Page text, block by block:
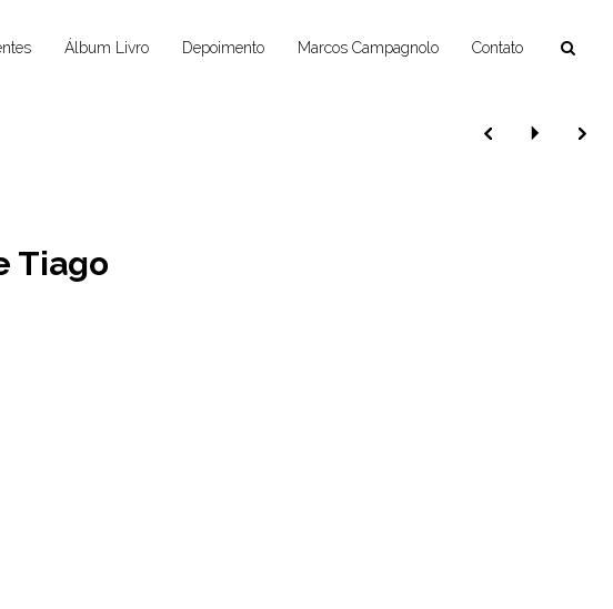
Álbum Livro Depoimento Marcos Campagnolo Contato
Tiago